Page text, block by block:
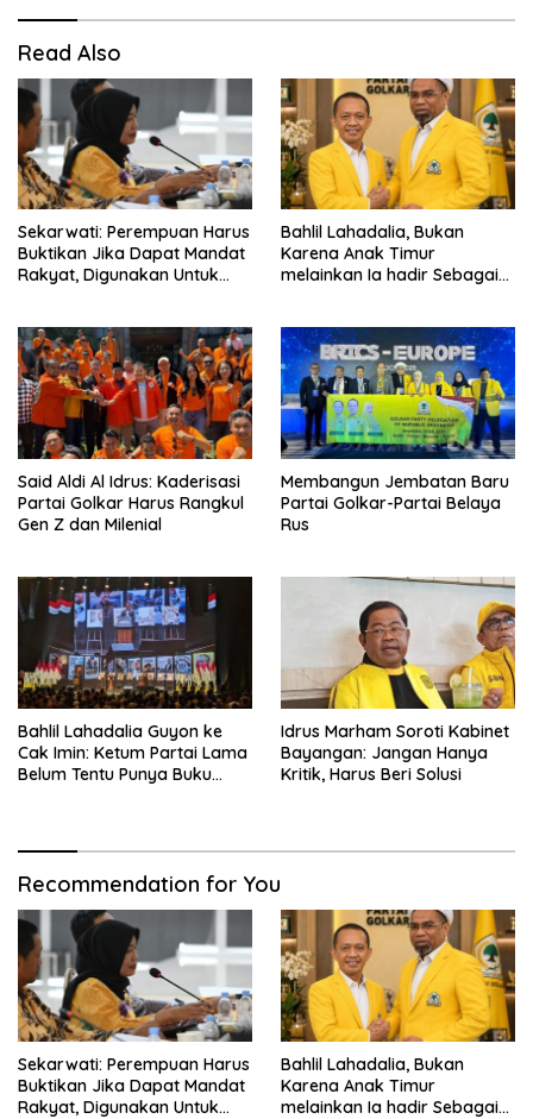
Read Also
Sekarwati: Perempuan Harus
Buktikan Jika Dapat Mandat
Rakyat, Digunakan Untuk
Bahlil Lahadalia, Bukan
Karena Anak Timur
melainkan Ia hadir Sebagai
Said Aldi Al Idrus: Kaderisasi
Partai Golkar Harus Rangkul
Gen Z dan Milenial
Membangun Jembatan Baru
Partai Golkar-Partai Belaya
Rus
Bahlil Lahadalia Guyon ke
Cak Imin: Ketum Partai Lama
Belum Tentu Punya Buku
Idrus Marham Soroti Kabinet
Bayangan: Jangan Hanya
Kritik, Harus Beri Solusi
Recommendation for You
Sekarwati: Perempuan Harus
Buktikan Jika Dapat Mandat
Rakyat, Digunakan Untuk
Bahlil Lahadalia, Bukan
Karena Anak Timur
melainkan Ia hadir Sebagai